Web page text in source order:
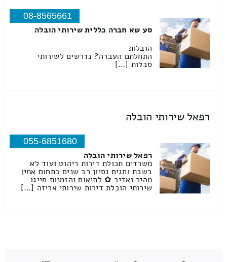
08-8565661
סע שא חברה כללית שירותי הובלה
הובלות
התחלתם העברה? נדרשים לשירותי
סבלות […]
רפאל שירותי הובלה
055-6851680
רפאל שירותי הובלה
משרדים תכולת דירות ריהוט ועוד לא
בשבת וחגים נסיון רב שנים בתחום אמין
מהיר ואדיב ✿ לתיאום והזמנות חייגו
שירותי הובלת דירות שירותי אריזה […]